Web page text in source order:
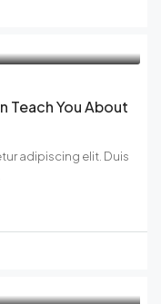
Teach You About
adipiscing elit. Duis